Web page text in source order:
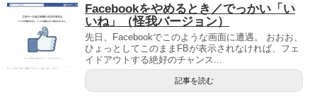
Facebookをやめるとき／でっかい「い
いね」（怪我バージョン）
先日、Facebookでこのような画面に遭遇。 おおお、
ひょっとしてこのままFBが表示されなければ、フェ
イドアウトする絶好のチャンス...
記事を読む